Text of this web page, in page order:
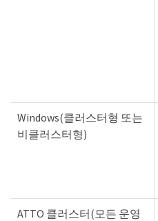
Windows(클러스터형 또는
비클러스터형)
ATTO 클러스터(모든 운영